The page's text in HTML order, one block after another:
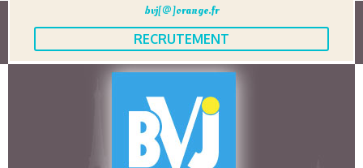
bvj[@]orange.fr
RECRUTEMENT